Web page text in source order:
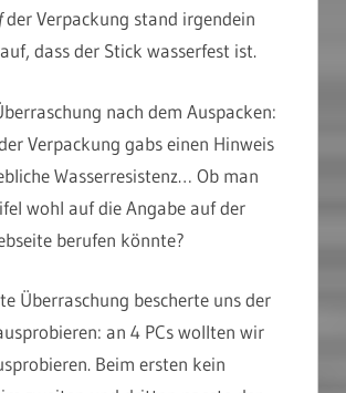
der Verpackung stand irgendein
dass der Stick wasserfest ist.
nach dem Auspacken:
Verpackung gabs einen Hinweis
Wasserresistenz… Ob man
wohl auf die Angabe auf der
berufen könnte?
Überraschung bescherte uns der
an 4 PCs wollten wir
Beim ersten kein